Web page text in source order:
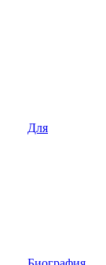
Для